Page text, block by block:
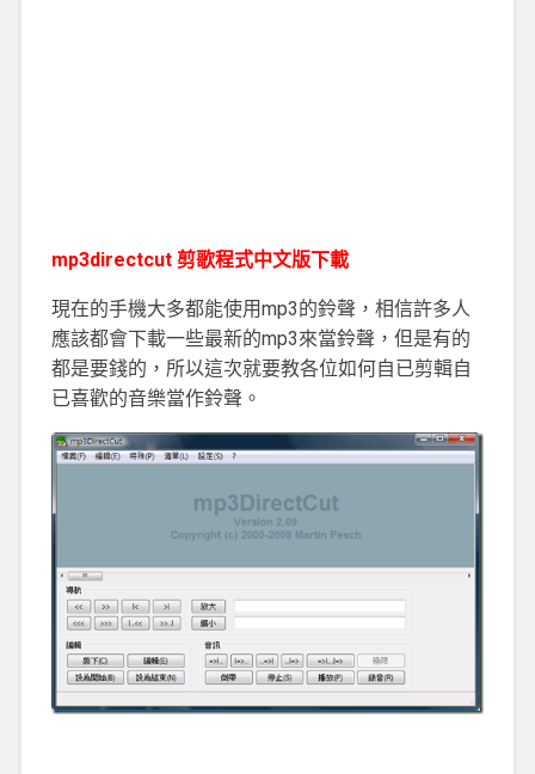
mp3directcut 剪歌程式中文版下載
現在的手機大多都能使用mp3的鈴聲，相信許多人
應該都會下載一些最新的mp3來當鈴聲，但是有的
都是要錢的，所以這次就要教各位如何自已剪輯自
已喜歡的音樂當作鈴聲。